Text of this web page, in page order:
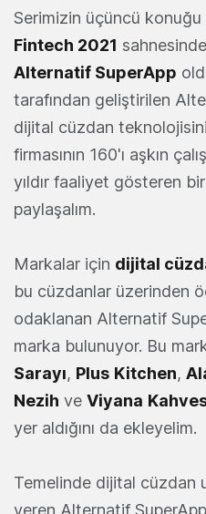
Serimizin üçüncü konuğu
Fintech 2021
Alternatif SuperApp
tarafından geliştirilen
dijital cüzdan
firmasının 160'ı aşkın
yıldır faaliyet gösteren
paylaşalım.
Markalar için dijital
bu cüzdanlar üzerinden
odaklanan Alternatif
marka bulunuyor. Bu
Sarayı, Plus Kitchen,
Nezih ve Viyana
yer aldığını da ekleyelim.
Temelinde dijital cüzdan
veren Alternatif